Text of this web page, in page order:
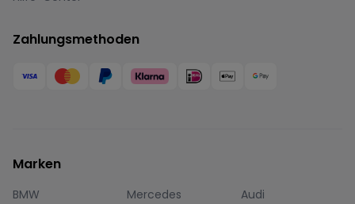
Zahlungsmethoden
Marken
BMW Mercedes
Audi